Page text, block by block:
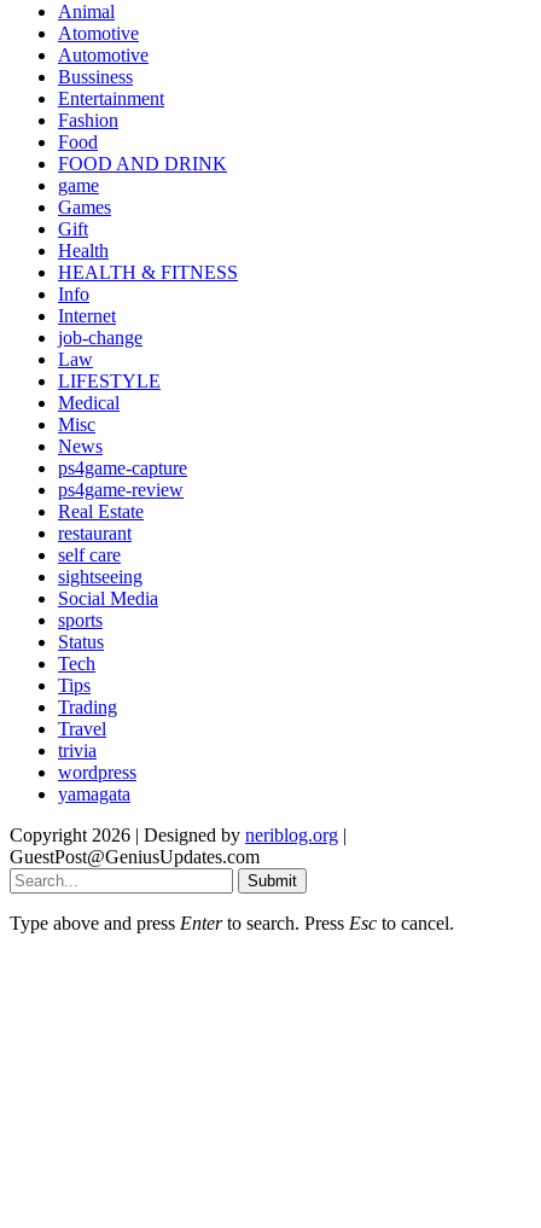
Animal
Atomotive
Automotive
Bussiness
Entertainment
Fashion
Food
FOOD AND DRINK
game
Games
Gift
Health
HEALTH & FITNESS
Info
Internet
job‐change
Law
LIFESTYLE
Medical
Misc
News
ps4game-capture
ps4game-review
Real Estate
restaurant
self care
sightseeing
Social Media
sports
Status
Tech
Tips
Trading
Travel
trivia
wordpress
yamagata
Copyright 2026 | Designed by neriblog.org |
GuestPost@GeniusUpdates.com
Submit
Type above and press Enterto search. Press Esc to cancel.